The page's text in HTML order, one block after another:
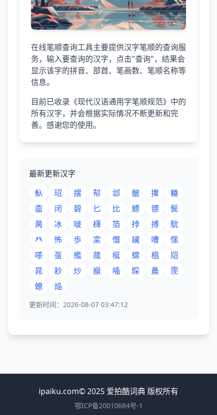
在线笔顺查询工具主要提供汉字笔顺的查询服
务，输入要查询的汉字，点击"查询"，结果会
显示该字的拼音、部首、笔画数、笔顺名称等
信息。
目前已收录《现代汉语通用字笔顺规范》中的
所有汉字，并会根据实际情况不断更新和完
善。感谢您的使用。
最新更新汉字
魞
玿 摆 幇 邶 骳 撪
輽
楍
闭 碧 匕 比 鳔 镖
鬓
昺
冰 啵 欂 箔 挬 搏
馻
癶
怖 歩 寀 憯 鑶 嘈
憡
嗏
虿 繿 蒇 梴 蟐 椙
牊
晁
耖 炒 巐 喢 賝 曟
霃
蟟
焔
更新时间：2026-08-07 03:47:12
ipaiku.com© 2025 爱拍酷词典 版权所有
鄂ICP备20010684号-1